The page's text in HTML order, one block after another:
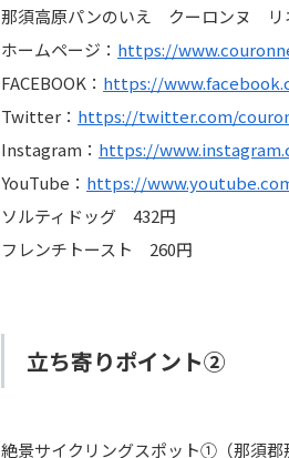
那須高原パンのいえ クーロンヌ リ
ホームページ： https://
FACEBOOK： https://
Twitter： https://twitter.com/
Instagram： https://
YouTube： https://
ソルティドッグ 432円
フレンチトースト 260円
立ち寄りポイント②
絶景サイクリングスポット①（那須郡